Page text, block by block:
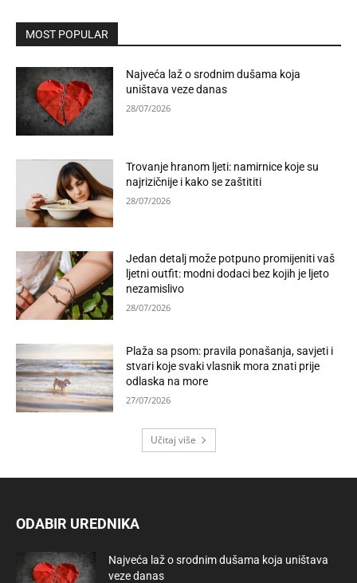
MOST POPULAR
Najveća laž o srodnim dušama koja
uništava veze danas
28/07/2026
Trovanje hranom ljeti: namirnice koje su
najrizičnije i kako se zaštititi
28/07/2026
Jedan detalj može potpuno promijeniti vaš
ljetni outfit: modni dodaci bez kojih je ljeto
nezamislivo
28/07/2026
Plaža sa psom: pravila ponašanja, savjeti i
stvari koje svaki vlasnik mora znati prije
odlaska na more
27/07/2026
Učitaj više
ODABIR UREDNIKA
Najveća laž o srodnim dušama koja uništava
veze danas